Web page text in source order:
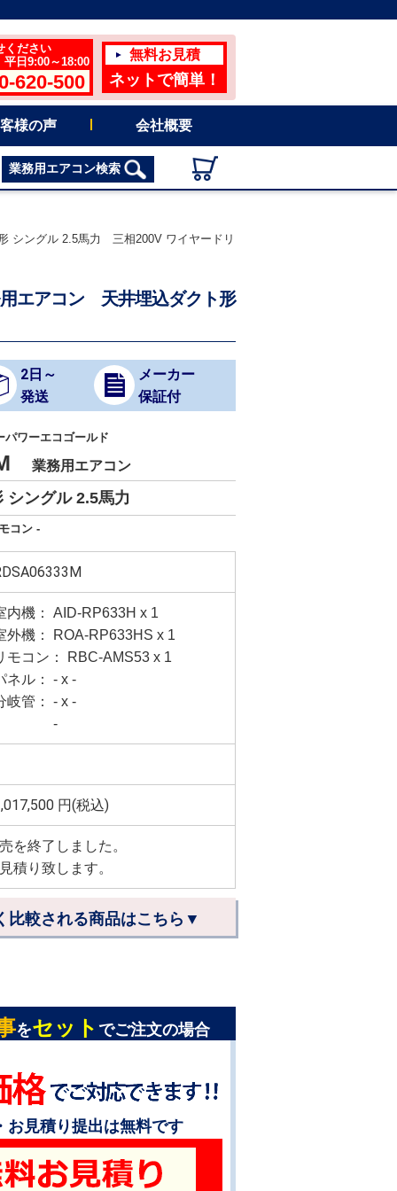
ください
日9:00～18:00
620-500
無料お見積
ネットで簡単！
様の声 会社概要
業務用エアコン検索
ングル 2.5馬力 三相200V ワイヤードリ
エアコン 天井埋込ダクト形
2日～
発送
メーカー
保証付
ワーエコゴールド
業務用エアコン
シングル 2.5馬力
コン -
内機： AID-RP633H x 1
外機： ROA-RP633HS x 1
モコン： RBC-AMS53 x 1
ネル： - x -
岐管： - x -
円(税込)
を終了しました。
積り致します。
比較される商品はこちら▼
をセット でご注文の場合
お見積り提出は無料です